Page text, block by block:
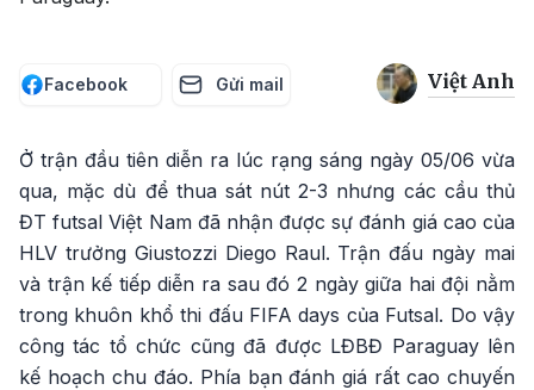
Facebook Gửi mail Việt Anh
Ở trận đầu tiên diễn ra lúc rạng sáng ngày 05/06 vừa
qua, mặc dù để thua sát nút 2-3 nhưng các cầu thủ
ĐT futsal Việt Nam đã nhận được sự đánh giá cao của
HLV trưởng Giustozzi Diego Raul. Trận đấu ngày mai
và trận kế tiếp diễn ra sau đó 2 ngày giữa hai đội nằm
trong khuôn khổ thi đấu FIFA days của Futsal. Do vậy
công tác tổ chức cũng đã được LĐBĐ Paraguay lên
kế hoạch chu đáo. Phía bạn đánh giá rất cao chuyến